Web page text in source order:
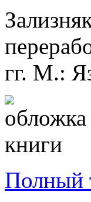
гг. М.:
Полный